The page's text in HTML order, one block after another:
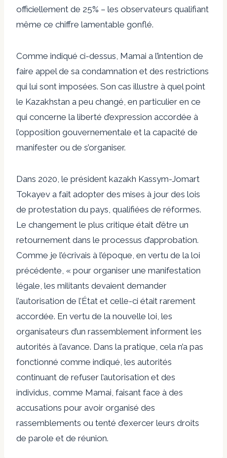
officiellement de 25% – les observateurs qualifiant
même ce chiffre lamentable gonflé.
Comme indiqué ci-dessus, Mamai a l’intention de
faire appel de sa condamnation et des restrictions
qui lui sont imposées. Son cas illustre à quel point
le Kazakhstan a peu changé, en particulier en ce
qui concerne la liberté d’expression accordée à
l’opposition gouvernementale et la capacité de
manifester ou de s’organiser.
Dans 2020 , le président kazakh Kassym-Jomart
Tokayev a fait adopter des mises à jour des lois
de protestation du pays, qualifiées de réformes.
Le changement le plus critique était d’être un
retournement dans le processus d’approbation.
Comme je l’écrivais à l’époque, en vertu de la loi
précédente, « pour organiser une manifestation
légale, les militants devaient demander
l’autorisation de l’État et celle-ci était rarement
accordée. En vertu de la nouvelle loi, les
organisateurs d’un rassemblement informent les
autorités à l’avance. Dans la pratique, cela n’a pas
fonctionné comme indiqué, les autorités
continuant de refuser l’autorisation et des
individus, comme Mamai, faisant face à des
accusations pour avoir organisé des
rassemblements ou tenté d’exercer leurs droits
de parole et de réunion.